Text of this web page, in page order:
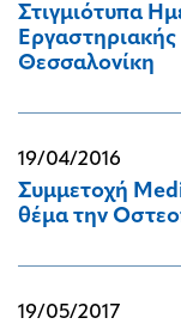
Στιγμιότυπα
Εργαστηριακής
Θεσσαλονίκη
19/04/2016
Συμμετοχή
θέμα την
19/05/2017